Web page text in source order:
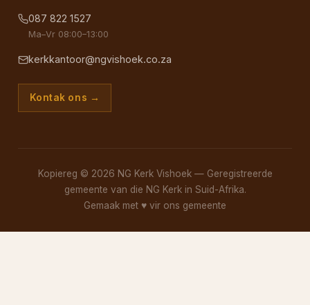
087 822 1527
Ma–Vr 08:00–13:00
kerkkantoor@ngvishoek.co.za
Kontak ons →
Kopiereg © 2026 NG Kerk Vishoek — Geregistreerde
gemeente van die NG Kerk in Suid-Afrika.
Gemaak met ♥ vir ons gemeente